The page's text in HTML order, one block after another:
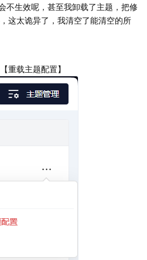
不生效呢，甚至我卸载了主题，把修
这太诡异了，我清空了能清空的所
重载主题配置】